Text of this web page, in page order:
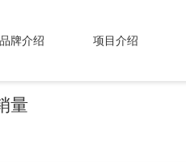
品牌介绍 项目介绍
量